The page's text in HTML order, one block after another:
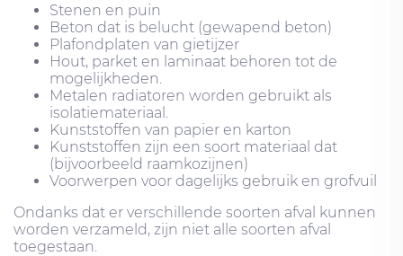
Stenen en puin
Beton dat is belucht (gewapend beton)
Plafondplaten van gietijzer
Hout, parket en laminaat behoren tot de
mogelijkheden.
Metalen radiatoren worden gebruikt als
isolatiemateriaal.
Kunststoffen van papier en karton
Kunststoffen zijn een soort materiaal dat
(bijvoorbeeld raamkozijnen)
Voorwerpen voor dagelijks gebruik en grofvuil
Ondanks dat er verschillende soorten afval kunnen
worden verzameld, zijn niet alle soorten afval
toegestaan.